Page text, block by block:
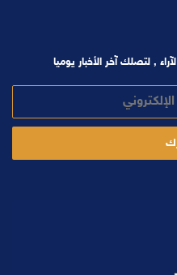
, لتصلك آخر الأخبار يوميا